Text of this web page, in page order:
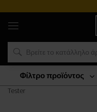
και
σε
ΑΡΩΜΑΤΑ
Tester
Φίλτρο προϊόντος